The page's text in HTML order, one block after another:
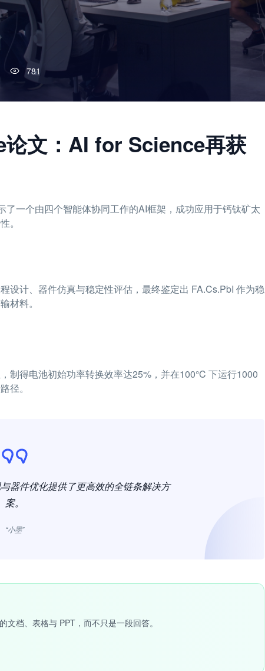
781
文：AI for Science再获
一个由四个智能体协同工作的AI框架，成功应用于钙钛矿太
。
设计、器件仿真与稳定性评估，最终鉴定出 FA.Cs.PbI 作为稳
材料。
制得电池初始功率转换效率达25%，并在100°C 下运行1000
径。
器件优化提供了更高效的全链条解决方
案。
“小墨”
档、表格与 PPT，而不只是一段回答。